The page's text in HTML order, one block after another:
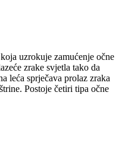
uzrokuje zamućenje očne
zrake svjetla tako da
leća sprječava prolaz zraka
Postoje četiri tipa očne